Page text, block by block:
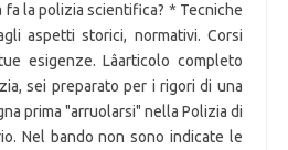
la polizia scientifica? * Tecniche
aspetti storici, normativi. Corsi
esigenze. Lâarticolo completo
sei preparato per i rigori di una
prima "arruolarsi" nella Polizia di
Nel bando non sono indicate le